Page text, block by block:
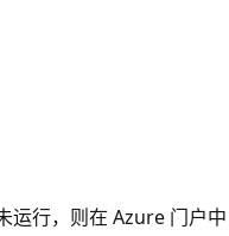
运行，则在 Azure 门户中